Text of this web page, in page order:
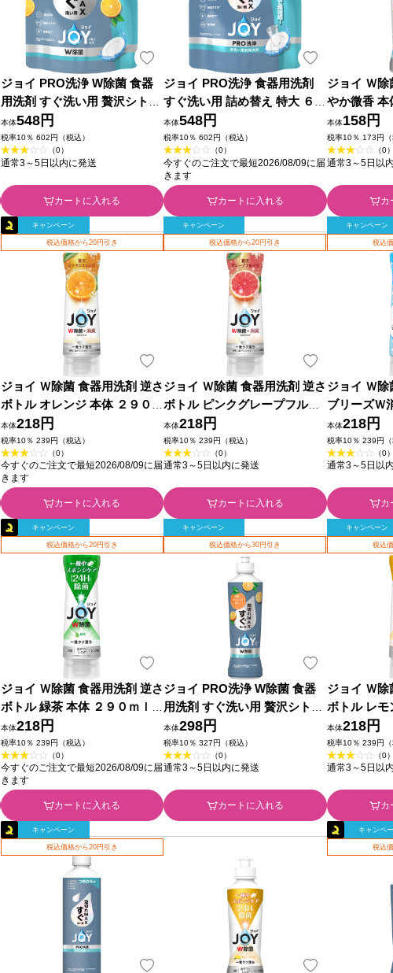
ジョイ PRO洗浄 W除菌 食器
用洗剤 すぐ洗い用 贅沢シトラ
スオレンジの香り 詰め替え 特
大 ６５０ｍｌ Ｐ＆Ｇジャパン
本体548円
税率10％ 602円（税込）
（0）
通常3～5日以内に発送
カートに入れる
ジョイ PRO洗浄 食器用洗剤
すぐ洗い用 詰め替え 特大 ６５
０ｍｌ Ｐ＆Ｇジャパン
本体548円
税率10％ 602円（税込）
（0）
今すぐのご注文で最短2026/08/09に届
きます
カートに入れる
ジョイ Ｗ除
やか微香 本
Ｇジャパン
本体158円
税率10％ 173円（
（0）
通常3～5日以
カ
キャンペーン
税込価格から20円引き
ジョイ Ｗ除菌 食器用洗剤 逆さ
ボトル オレンジ 本体 ２９０ｍ
ｌ Ｐ＆Ｇジャパン
本体218円
税率10％ 239円（税込）
（0）
今すぐのご注文で最短2026/08/09に届
きます
カートに入れる
キャンペーン
税込価格から20円引き
ジョイ Ｗ除菌 食器用洗剤 逆さ
ボトル ピンクグレープフルー
ツ 本体 ２９０ｍｌ Ｐ＆Ｇジャ
パン
本体218円
税率10％ 239円（税込）
（0）
通常3～5日以内に発送
カートに入れる
キャンペーン
税込
ジョイ Ｗ除
ブリーズＷ
レッシュク
ｍｌ Ｐ＆Ｇ
本体218円
税率10％ 239円（
（0）
通常3～5日以
カ
キャンペーン
税込価格から20円引き
ジョイ Ｗ除菌 食器用洗剤 逆さ
ボトル 緑茶 本体 ２９０ｍｌ
Ｐ＆Ｇジャパン
本体218円
税率10％ 239円（税込）
（0）
今すぐのご注文で最短2026/08/09に届
きます
カートに入れる
キャンペーン
税込価格から30円引き
ジョイ PRO洗浄 W除菌 食器
用洗剤 すぐ洗い用 贅沢シトラ
スオレンジの香り 本体 ２８０
ｍｌ Ｐ＆Ｇジャパン
本体298円
税率10％ 327円（税込）
（0）
通常3～5日以内に発送
カートに入れる
キャンペーン
税込
ジョイ Ｗ除
ボトル レモ
Ｐ＆Ｇジャ
本体218円
税率10％ 239円（
（0）
通常3～5日以
カ
キャンペーン
税込価格から20円引き
キャンペ
税込